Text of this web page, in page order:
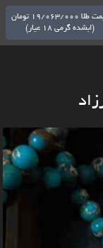
19/063/000 تومان
(ابشده گرمی 18 عیار)